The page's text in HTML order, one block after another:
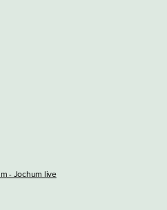
- Jochum live